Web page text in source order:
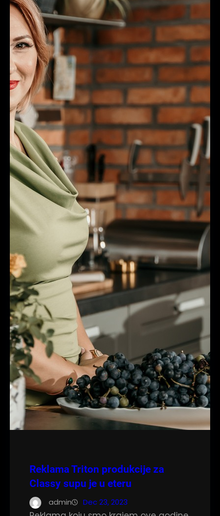
Reklama Triton produkcije za
Classy supu je u eteru
admin Dec 23, 2023